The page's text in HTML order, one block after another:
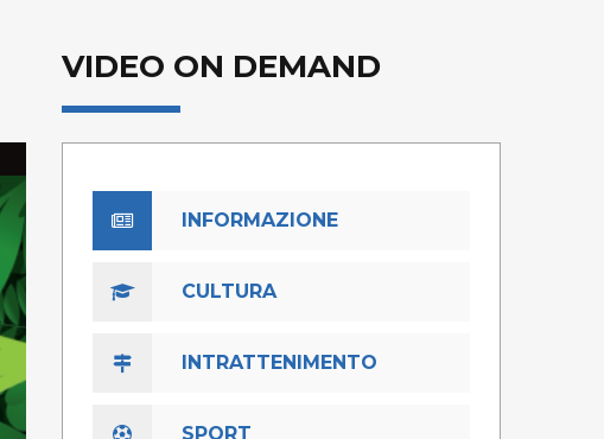
VIDEO ON DEMAND
INFORMAZIONE
CULTURA
INTRATTENIMENTO
SPORT